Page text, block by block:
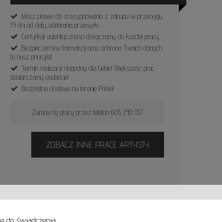
Masz prawo do zrezygnowania z zakupu w przeciągu
14 dni od daty odebrania przesyłki.
Certyfikat autentyczności dołączamy do każdej pracy.
Bezpieczeństw transakcji oraz ochrona Twoich danych
to nasz priorytet.
Termin realizacji: dogodny dla Ciebie! Większość prac
dostarczamy osobiście!
Bezpłatna dostawa na terenie Polski!
Zamów tę pracę przez telefon 605 240 157
ZOBACZ INNE PRACE ARTYSTY